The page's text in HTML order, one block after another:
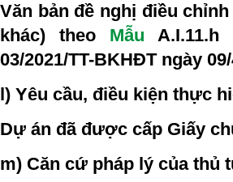
Văn bản đề nghị điều
khác) theo Mẫu A.I.11.h
03/2021/TT-BKHĐT ngày
l) Yêu cầu, điều kiện thực
Dự án đã được cấp Giấy
m) Căn cứ pháp lý của thủ